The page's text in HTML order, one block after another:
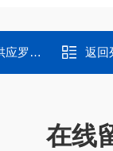
动装置 返回
在线